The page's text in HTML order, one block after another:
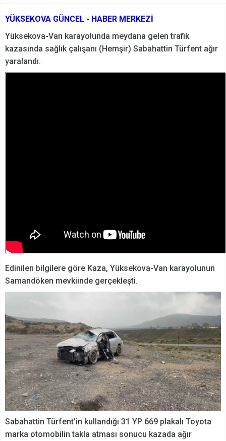
YÜKSEKOVA GÜNCEL - HABER MERKEZİ
Yüksekova-Van karayolunda meydana gelen trafik
kazasında sağlık çalışanı (Hemşir) Sabahattin Türfent ağır
yaralandı.
Edinilen bilgilere göre Kaza, Yüksekova-Van karayolunun
Samandöken mevkiinde gerçekleşti.
Sabahattin Türfent’in kullandığı 31 YP 669 plakalı Toyota
marka otomobilin takla atması sonucu kazada ağır